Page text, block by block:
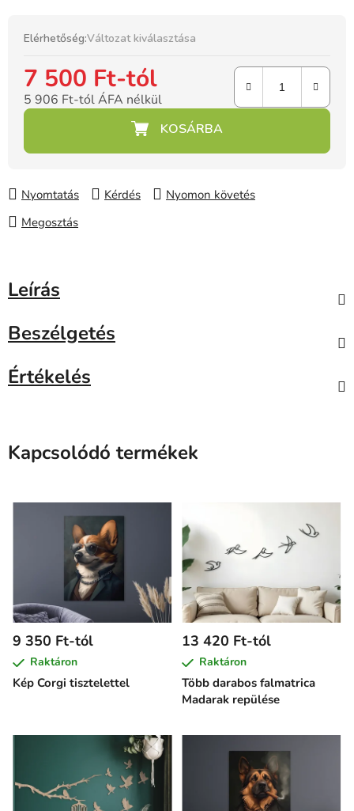
Elérhetőség:Változat kiválasztása
7 500 Ft-tól
5 906 Ft-tól ÁFA nélkül
Nyomtatás Kérdés
Nyomon követés
Megosztás
Leírás
Beszélgetés
Értékelés
Kapcsolódó termékek
Kép Corgi tisztelettel
9 350 Ft-tól
Raktáron
Több darabos falmatrica
Madarak repülése
13 420 Ft-tól
Raktáron